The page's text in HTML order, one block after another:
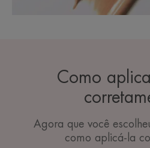
Como
Agora que você
como aplicá-la